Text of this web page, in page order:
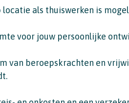
als thuiswerken is
voor jouw persoonlijke
van beroepskrachten en